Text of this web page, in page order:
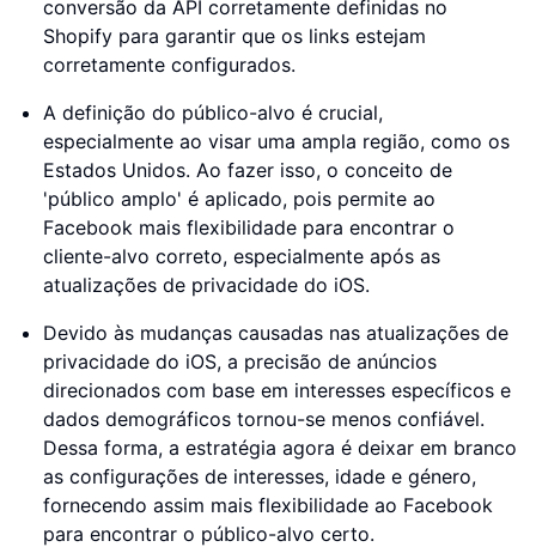
conversão da API corretamente definidas no
Shopify para garantir que os links estejam
corretamente configurados.
A definição do público-alvo é crucial,
especialmente ao visar uma ampla região, como os
Estados Unidos. Ao fazer isso, o conceito de
'público amplo' é aplicado, pois permite ao
Facebook mais flexibilidade para encontrar o
cliente-alvo correto, especialmente após as
atualizações de privacidade do iOS.
Devido às mudanças causadas nas atualizações de
privacidade do iOS, a precisão de anúncios
direcionados com base em interesses específicos e
dados demográficos tornou-se menos confiável.
Dessa forma, a estratégia agora é deixar em branco
as configurações de interesses, idade e género,
fornecendo assim mais flexibilidade ao Facebook
para encontrar o público-alvo certo.